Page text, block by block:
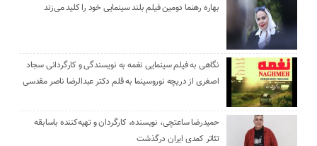
بهاره رهنما دومین فیلم بلند سینمایی خود را کلید می‌زند
نگاهی به فیلم سینمایی نغمه به نویسندگی و کارگردانی سجاد
اصغری از دریچه نوروسینما به قلم دکتر عبدالرضا ناصر مقدسی
حمیدرضا ساعتچی، نویسنده، کارگردان و تهیه‌کننده باسابقه
تئاتر کمدی ایران درگذشت